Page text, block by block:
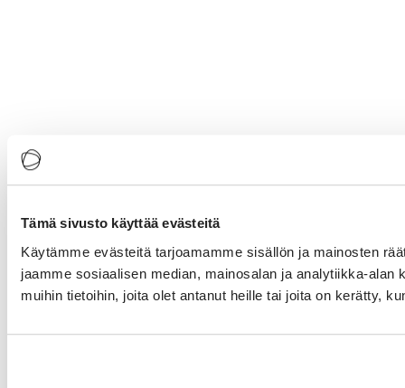
Tämä sivusto käyttää evästeitä
Käytämme evästeitä tarjoamamme sisällön ja mainosten
jaamme sosiaalisen median, mainosalan ja analytiikka-
muihin tietoihin, joita olet antanut heille tai joita on kerätty,